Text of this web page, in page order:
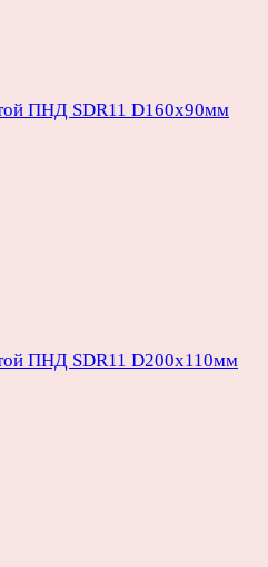
ПНД SDR11 D160х90мм
ПНД SDR11 D200х110мм